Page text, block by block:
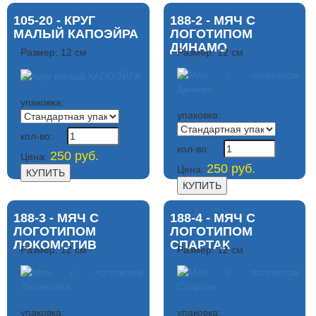
105-20 - КРУГ
МАЛЫЙ КАПОЭЙРА
Размер: 12 см
упаковка:
кол-во:
Цена: 250 руб.
188-2 - МЯЧ С
ЛОГОТИПОМ
ДИНАМО
Размер: 12 см
упаковка:
кол-во:
Цена: 250 руб.
188-3 - МЯЧ С
ЛОГОТИПОМ
ЛОКОМОТИВ
Размер: 12 см
упаковка:
188-4 - МЯЧ С
ЛОГОТИПОМ
СПАРТАК
Размер: 12 см
упаковка: